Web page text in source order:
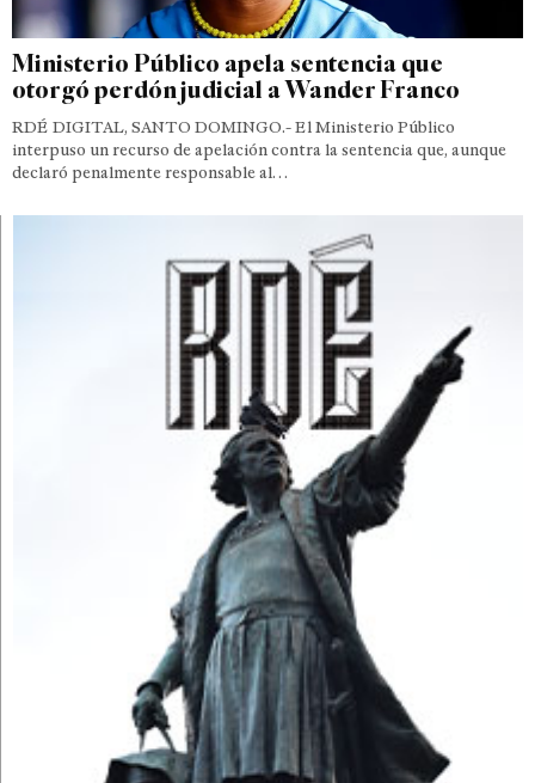
Ministerio Público apela sentencia que
otorgó perdón judicial a Wander Franco
RDÉ DIGITAL, SANTO DOMINGO.- El Ministerio Público
interpuso un recurso de apelación contra la sentencia que, aunque
declaró penalmente responsable al…